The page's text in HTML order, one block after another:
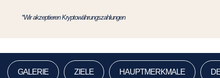
*Wir akzeptieren Kryptowährungszahlungen
GALERIE ZIELE HAUPTMERKMALE